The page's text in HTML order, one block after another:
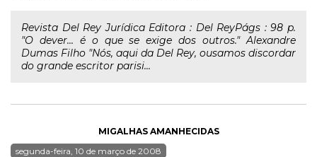
Revista Del Rey Jurídica Editora : Del ReyPágs : 98 p.
"O dever... é o que se exige dos outros." Alexandre
Dumas Filho "Nós, aqui da Del Rey, ousamos discordar
do grande escritor parisi...
MIGALHAS AMANHECIDAS
segunda-feira, 10 de março de 2008